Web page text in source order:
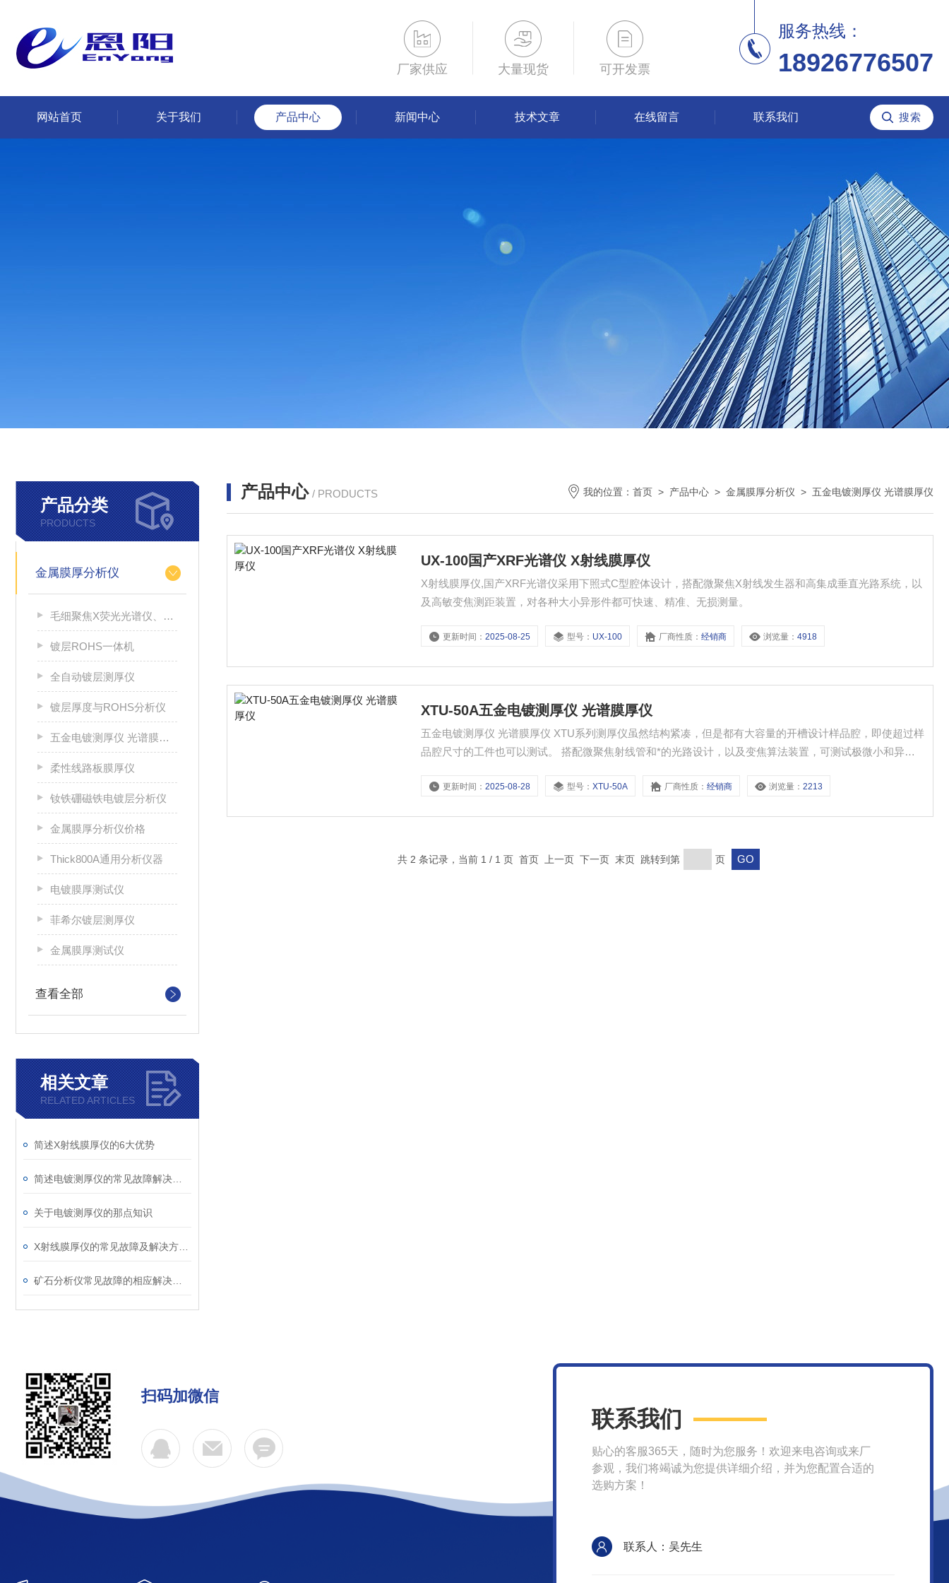
厂家供应 大量现货 可开发票
服务热线：
18926776507
网站首页 关于我们 产品中心 新闻中心 技术文章 在线留言 联系我们
产品分类
PRODUCTS
金属膜厚分析仪
毛细聚焦X荧光光谱仪、连接器测厚仪
镀层ROHS一体机
全自动镀层测厚仪
镀层厚度与ROHS分析仪
五金电镀测厚仪 光谱膜厚仪
柔性线路板膜厚仪
钕铁硼磁铁电镀层分析仪
金属膜厚分析仪价格
Thick800A通用分析仪器
电镀膜厚测试仪
菲希尔镀层测厚仪
金属膜厚测试仪
查看全部
相关文章
RELATED ARTICLES
简述X射线膜厚仪的6大优势
关于电镀测厚仪的那点知识
产品中心 / PRODUCTS 我的位置： 首页 > 产品中心 > 金属膜厚分析仪 > 五金电镀测厚仪 光谱膜厚仪
UX-100国产XRF光谱仪 X射线膜厚仪
X射线膜厚仪,国产XRF光谱仪采用下照式C型腔体设计，搭配微聚焦X射线发生器和高集成垂直光路系统，以
及高敏变焦测距装置，对各种大小异形件都可快速、精准、无损测量。
更新时间：2025-08-25 型号： UX-100 厂商性质：经销商 浏览量：4918
XTU-50A五金电镀测厚仪 光谱膜厚仪
五金电镀测厚仪 光谱膜厚仪 XTU系列测厚仪虽然结构紧凑，但是都有大容量的开槽设计样品腔，即使超过样
品腔尺寸的工件也可以测试。 搭配微聚焦射线管和*的光路设计，以及变焦算法装置，可测试极微小和异形
轨，可以快速控制样品移动.
更新时间：2025-08-28 型号：XTU-50A 厂商性质：经销商 浏览量：2213
共 2 条记录，当前 1 / 1 页 首页 上一页 下一页 末页 跳转到第 页
扫码加微信
联系我们
贴心的客服365天，随时为您服务！欢迎来电咨询或来厂
参观，我们将竭诚为您提供详细介绍，并为您配置合适的
选购方案！
联系人：吴先生